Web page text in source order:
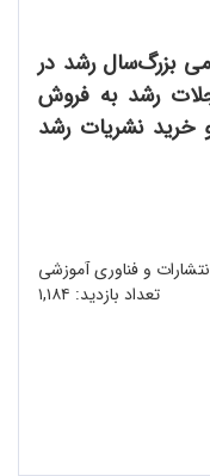
بزرگ‌سال رشد در
رشد به فروش
خرید نشریات رشد
و فناوری آموزشی
تعداد بازدید: ۱,۱۸۴